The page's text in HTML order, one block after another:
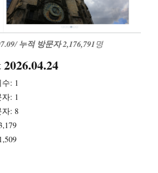
/누적 방문자 2,176,791명
: 1
: 1
: 8
1,509